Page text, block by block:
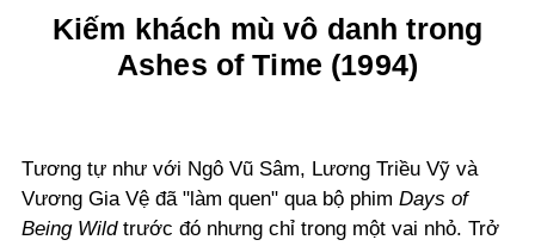
Kiếm khách mù vô danh trong
Ashes of Time (1994)
Tương tự như với Ngô Vũ Sâm, Lương Triều Vỹ và
Vương Gia Vệ đã "làm quen" qua bộ phim Days of
Being Wildtrước đó nhưng chỉ trong một vai nhỏ. Trở